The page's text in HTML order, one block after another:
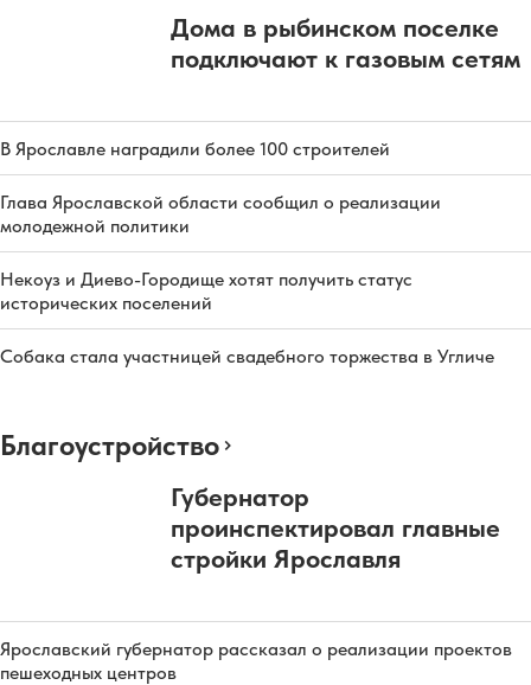
Дома в рыбинском поселке
подключают к газовым сетям
В Ярославле наградили более 100 строителей
Глава Ярославской области сообщил о реализации
молодежной политики
Некоуз и Диево-Городище хотят получить статус
исторических поселений
Собака стала участницей свадебного торжества в Угличе
Благоустройство
Губернатор
проинспектировал главные
стройки Ярославля
Ярославский губернатор рассказал о реализации проектов
пешеходных центров